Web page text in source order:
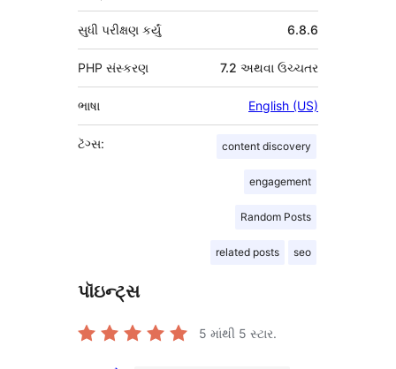
6.8.6
સુધી પરીક્ષણ કર્યું
PHP સંસ્કરણ 7.2 અથવા ઉચ્ચતર
ભાષા English (US)
ટૅગ્સ: content discovery
engagement
Random Posts
related posts seo
પૉઇન્ટ્સ
5 માંથી 5 સ્ટાર.